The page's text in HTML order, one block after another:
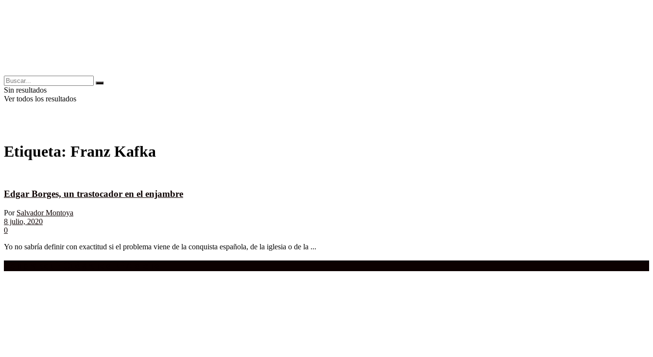
Sin resultados
Ver todos los resultados
Etiqueta: Franz Kafka
Edgar Borges, un trastocador en el enjambre
Por Salvador Montoya
8 julio, 2020
0
Yo no sabría definir con exactitud si el problema viene de la conquista española, de la iglesia o de la ...